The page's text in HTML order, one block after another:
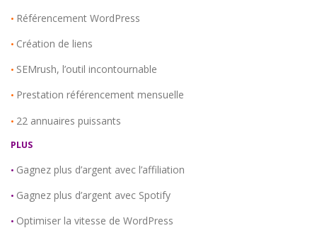
• Référencement WordPress
• Création de liens
• SEMrush, l’outil incontournable
• Prestation référencement mensuelle
• 22 annuaires puissants
PLUS
• Gagnez plus d’argent avec l’affiliation
• Gagnez plus d’argent avec Spotify
• Optimiser la vitesse de WordPress